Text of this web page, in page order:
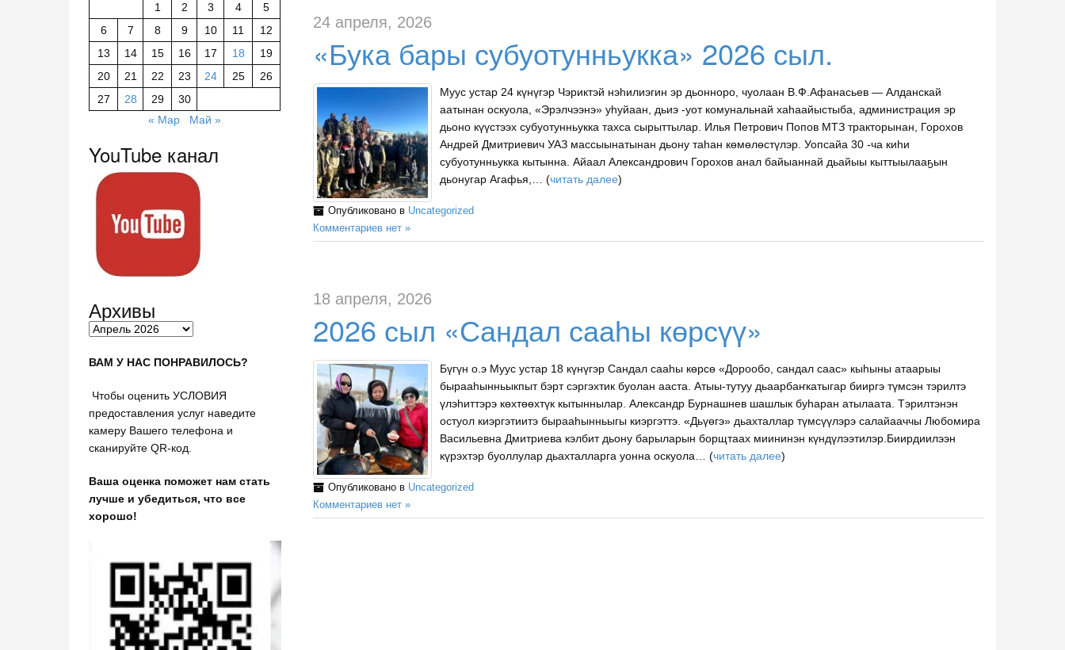
24 апреля, 2026
«Бука бары субуотунньукка» 2026 сыл.
Муус устар 24 күнүгэр Чэриктэй нэһилиэгин эр дьонноро, чуолаан В.Ф.Афанасьев — Алданскай
аатынан оскуола, «Эрэлчээнэ» уһуйаан, дьиэ -уот комунальнай хаһаайыстыба, администрация эр
дьоно күүстээх субуотунньукка тахса сырыттылар. Илья Петрович Попов МТЗ тракторынан, Горохов
Андрей Дмитриевич УАЗ массыынатынан дьону таһан көмөлөстүлэр. Уопсайа 30 -ча киһи
субуотунньукка кытынна. Айаал Александрович Горохов анал байыаннай дьайыы кыттыылааҕын
дьонугар Агафья,… (читать далее)
Опубликовано в Uncategorized
Комментариев нет »
18 апреля, 2026
2026 сыл «Сандал сааһы көрсүү»
Бүгүн о.э Муус устар 18 күнүгэр Сандал сааһы көрсө «Дорообо, сандал саас» кыһыны атаарыы
бырааһынньыкпыт бэрт сэргэхтик буолан ааста. Атыы-тутуу дьаарбаҥкатыгар бииргэ түмсэн тэрилтэ
үлэһиттэрэ көхтөөхтүк кытыннылар. Александр Бурнашнев шашлык буһаран атылаата. Тэрилтэнэн
остуол киэргэтиитэ бырааһынньыгы киэргэттэ. «Дьүөгэ» дьахталлар түмсүүлэрэ салайааччы Любомира
Васильевна Дмитриева кэлбит дьону барыларын борщтаах миининэн күндүлээтилэр.Биирдиилээн
күрэхтэр буоллулар дьахталларга уонна оскуола… (читать далее)
Опубликовано в Uncategorized
Комментариев нет »
1
2 3 4
5
6
7 8 9 10 11
12
13
14 15 16 17 18
19
20
21 22 23 24 25
26
27
28 29
30
« Мар
Май »
YouTube канал
Архивы
ВАМ У НАС ПОНРАВИЛОСЬ?
Чтобы оценить УСЛОВИЯ
предоставления услуг наведите
камеру Вашего телефона и
сканируйте QR-код.
Ваша оценка поможет нам стать
лучше и убедиться, что все
хорошо!